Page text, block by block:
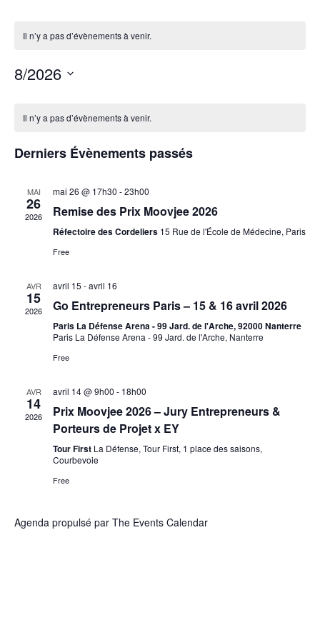
Il n’y a pas d’évènements à venir.
8/2026
date.
Calendrier
Évènements
Il n’y a pas d’évènements à venir.
Derniers Évènements passés
MAI
26
2026
mai 26 @ 17h30 -23h00
Remise des Prix Moovjee 2026
Réfectoire des Cordeliers 15 Rue de l'École de Médecine, Paris
Free
AVR
15
2026
avril 15 -avril 16
Go Entrepreneurs Paris – 15 & 16 avril 2026
Paris La Défense Arena - 99 Jard. de l'Arche, 92000 Nanterre
Paris La Défense Arena - 99 Jard. de l'Arche, Nanterre
Free
AVR
14
2026
avril 14 @ 9h00 - 18h00
Prix Moovjee 2026 – Jury Entrepreneurs &
Porteurs de Projet x EY
Tour First La Défense, Tour First, 1 place des saisons,
Courbevoie
Free
Agenda propulsé par The Events Calendar